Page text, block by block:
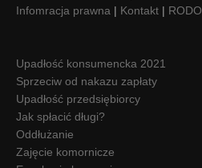
Infomracja prawna | Kontakt | RODO
Upadłość konsumencka 2021
Sprzeciw od nakazu zapłaty
Upadłość przedsiębiorcy
Jak spłacić długi?
Oddłużanie
Zajęcie komornicze